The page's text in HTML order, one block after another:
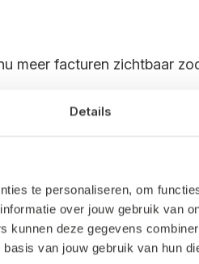
Details
te personaliseren, om
over jouw gebruik van
kunnen deze gegevens
van jouw gebruik van hun
meer facturen zichtbaar
niet als er
je probeert een betaalde